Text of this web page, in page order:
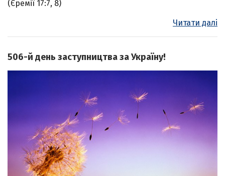
(Єремії 17:7, 8)
Читати далі
506-й день заступництва за Україну!